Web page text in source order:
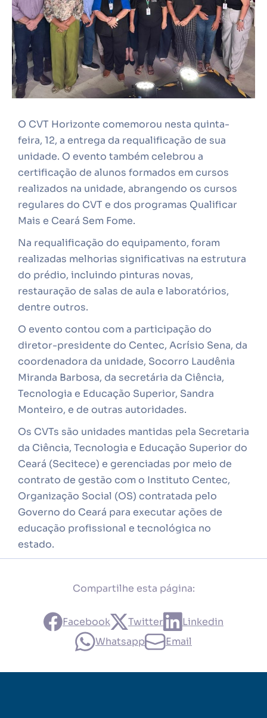
O CVT Horizonte comemorou nesta quinta-
feira, 12, a entrega da requalificação de sua
unidade. O evento também celebrou a
certificação de alunos formados em cursos
realizados na unidade, abrangendo os cursos
regulares do CVT e dos programas Qualificar
Mais e Ceará Sem Fome.
Na requalificação do equipamento, foram
realizadas melhorias significativas na estrutura
do prédio, incluindo pinturas novas,
restauração de salas de aula e laboratórios,
dentre outros.
O evento contou com a participação do
diretor-presidente do Centec, Acrísio Sena, da
coordenadora da unidade, Socorro Laudênia
Miranda Barbosa, da secretária da Ciência,
Tecnologia e Educação Superior, Sandra
Monteiro, e de outras autoridades.
Os CVTs são unidades mantidas pela Secretaria
da Ciência, Tecnologia e Educação Superior do
Ceará (Secitece) e gerenciadas por meio de
contrato de gestão com o Instituto Centec,
Organização Social (OS) contratada pelo
Governo do Ceará para executar ações de
educação profissional e tecnológica no
estado.
Compartilhe esta página:
Facebook Twitter
Linkedin
Whatsapp
Email